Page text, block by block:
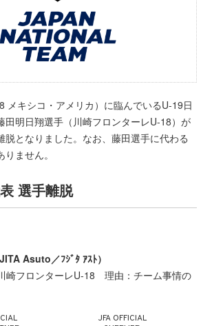
メキシコ・アメリカ）に臨んでいるU-19日
田明日翔選手（川崎フロンターレU-18）が
脱となりました。なお、藤田選手に代わる
ません。
選手離脱
Asuto／ﾌｼﾞﾀ ｱｽﾄ）
フロンターレU-18 理由：チーム事情の
JFA OFFICIAL